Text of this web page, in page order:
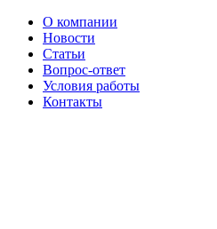
О компании
Новости
Статьи
Вопрос-ответ
Условия работы
Контакты